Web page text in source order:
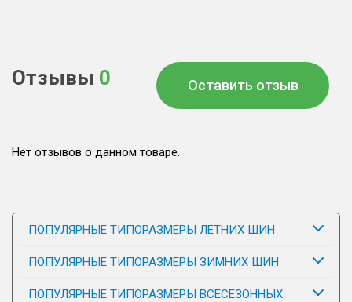
Отзывы 0 Оставить отзыв
Нет отзывов о данном товаре.
ПОПУЛЯРНЫЕ ТИПОРАЗМЕРЫ ЛЕТНИХ ШИН
ПОПУЛЯРНЫЕ ТИПОРАЗМЕРЫ ЗИМНИХ ШИН
ПОПУЛЯРНЫЕ ТИПОРАЗМЕРЫ ВСЕСЕЗОННЫХ